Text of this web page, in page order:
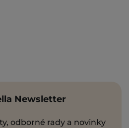
Newsletter
odborné rady a novinky